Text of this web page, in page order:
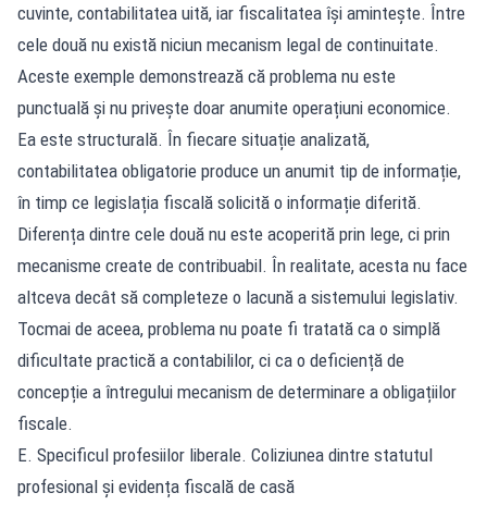
cuvinte, contabilitatea uită, iar fiscalitatea își amintește. Între
cele două nu există niciun mecanism legal de continuitate.
Aceste exemple demonstrează că problema nu este
punctuală și nu privește doar anumite operațiuni economice.
Ea este structurală. În fiecare situație analizată,
contabilitatea obligatorie produce un anumit tip de informație,
în timp ce legislația fiscală solicită o informație diferită.
Diferența dintre cele două nu este acoperită prin lege, ci prin
mecanisme create de contribuabil. În realitate, acesta nu face
altceva decât să completeze o lacună a sistemului legislativ.
Tocmai de aceea, problema nu poate fi tratată ca o simplă
dificultate practică a contabililor, ci ca o deficiență de
concepție a întregului mecanism de determinare a obligațiilor
fiscale.
E. Specificul profesiilor liberale. Coliziunea dintre statutul
profesional și evidența fiscală de casă